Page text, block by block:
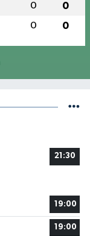
0 0
0 0
21:30
19:00
19:00